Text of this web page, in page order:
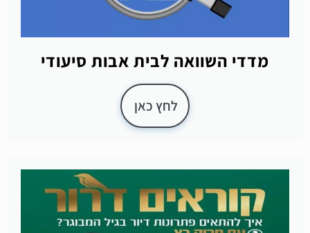
מדדי השוואה לבית אבות סיעודי
לחץ כאן